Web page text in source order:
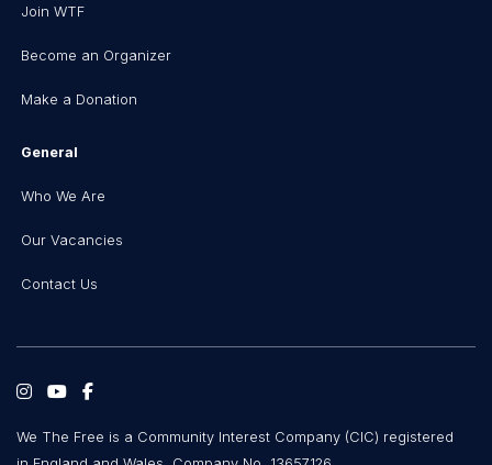
Join WTF
Become an Organizer
Make a Donation
General
Who We Are
Our Vacancies
Contact Us
We The Free is a Community Interest Company (CIC) registered